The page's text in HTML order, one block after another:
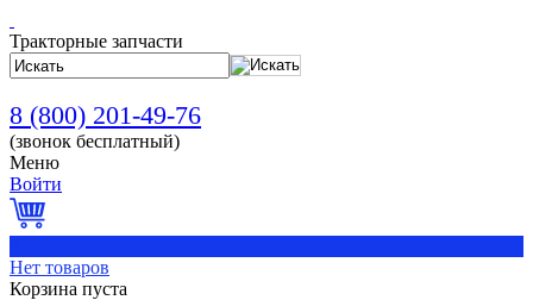
Тракторные запчасти
8 (800) 201-49-76
(звонок бесплатный)
Меню
Войти
Нет товаров
Корзина пуста